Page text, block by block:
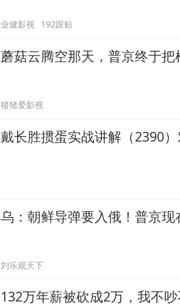
业健影视 192跟贴
蘑菇云腾空那天，普京终于
猪猪爱影视
戴长胜掼蛋实战讲解（2390
乌：朝鲜导弹要入俄！普京现
刘乐观天下
132万年薪被砍成2万，我不